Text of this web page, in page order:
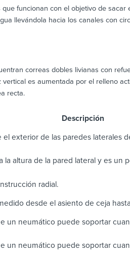
funcionan con el objetivo de
llevándola hacia los canales con
correas dobles livianas con
es aumentada por el relleno
recta.
el exterior de las paredes laterales
la altura de la pared lateral y es un
radial.
desde el asiento de ceja
un neumático puede soportar
un neumático puede soportar